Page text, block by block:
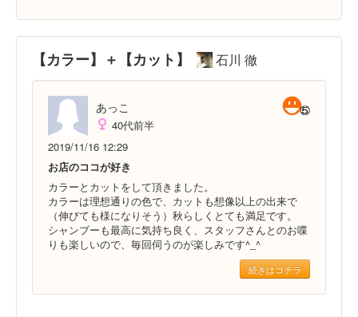
【カラー】＋【カット】 石川 徹
あっこ
40代前半
2019/11/16 12:29
お店のココが好き
カラーとカットをして頂きました。
カラーは理想通りの色で、カットも想像以上の出来で
（伸びても様になりそう）秋らしくとても満足です。
シャンプーも最高に気持ち良く、スタッフさんとのお喋
りも楽しいので、毎回伺うのが楽しみです^_^
続きはコチラ